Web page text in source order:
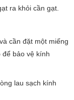
ra khỏi cần gạt.
cần đặt một miếng
để bảo vệ kính
lau sạch kính